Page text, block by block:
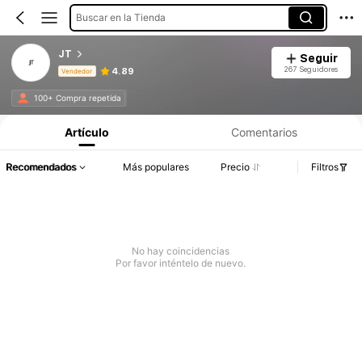
Buscar en la Tienda
JT
Vendedor 4.89
Seguir
267 Seguidores
100+ Compra repetida
Artículo Comentarios
Recomendados Más populares Precio Filtros
No hay coincidencias
Por favor inténtelo de nuevo.